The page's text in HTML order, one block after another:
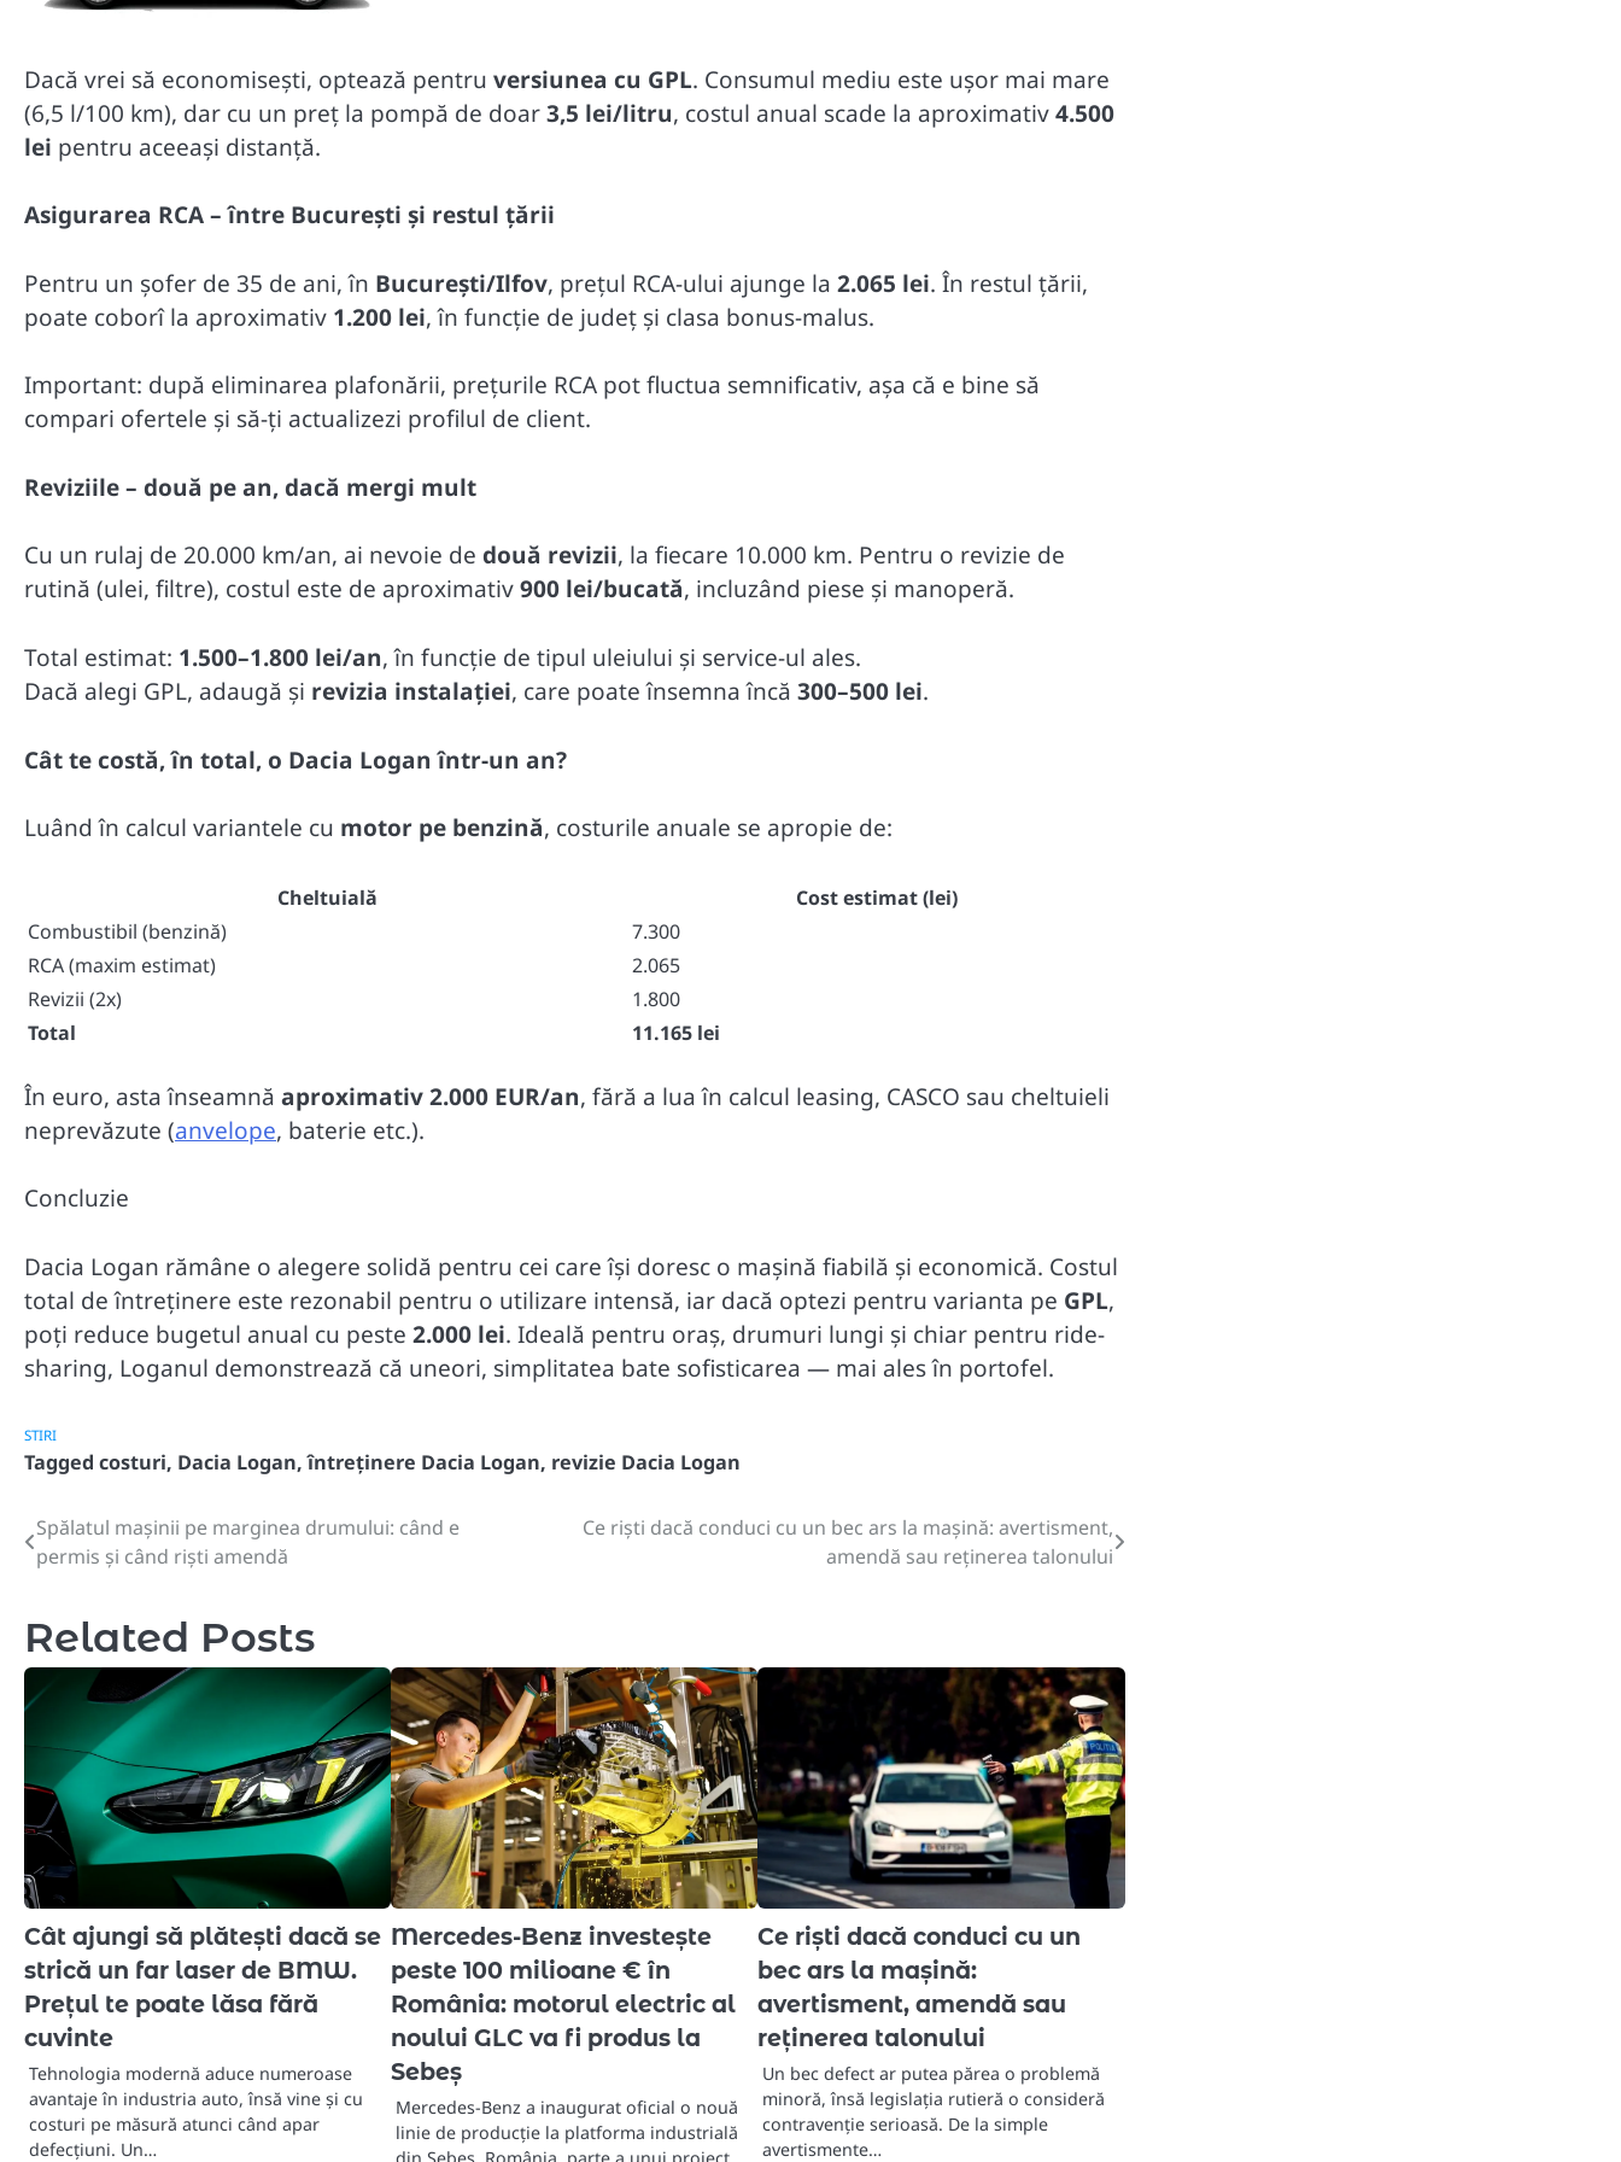
Dacă vrei să economisești, optează pentru versiunea cu GPL. Consumul mediu este ușor mai mare
(6,5 l/100 km), dar cu un preț la pompă de doar3,5 lei/litru, costul anual scade la aproximativ4.500
lei pentru aceeași distanță.
Asigurarea RCA – între București și restul țării
Pentru un șofer de 35 de ani, în București/Ilfov, prețul RCA-ului ajunge la 2.065 lei. În restul țării,
poate coborî la aproximativ 1.200 lei, în funcție de județ și clasa bonus-malus.
Important: după eliminarea plafonării, prețurile RCA pot fluctua semnificativ, așa că e bine să
compari ofertele și să-ți actualizezi profilul de client.
Reviziile – două pe an, dacă mergi mult
Cu un rulaj de 20.000 km/an, ai nevoie de două revizii, la fiecare 10.000 km. Pentru o revizie de
rutină (ulei, filtre), costul este de aproximativ900 lei/bucată, incluzând piese și manoperă.
Total estimat: 1.500–1.800 lei/an, în funcție de tipul uleiului și service-ul ales.
Dacă alegi GPL, adaugă și revizia instalației, care poate însemna încă 300–500 lei.
Cât te costă, în total, o Dacia Logan într-un an?
Luând în calcul variantele cu motor pe benzină, costurile anuale se apropie de:
Cheltuială
Cost estimat (lei)
Combustibil (benzină)
7.300
RCA (maxim estimat)
2.065
Revizii (2x)
1.800
Total
11.165 lei
În euro, asta înseamnă aproximativ 2.000 EUR/an, fără a lua în calcul leasing, CASCO sau cheltuieli
neprevăzute (anvelope, baterie etc.).
Concluzie
Dacia Logan rămâne o alegere solidă pentru cei care își doresc o mașină fiabilă și economică. Costul
total de întreținere este rezonabil pentru o utilizare intensă, iar dacă optezi pentru varianta pe GPL,
poți reduce bugetul anual cu peste 2.000 lei. Ideală pentru oraș, drumuri lungi și chiar pentru ride-
sharing, Loganul demonstrează că uneori, simplitatea bate sofisticarea — mai ales în portofel.
STIRI
Tagged costuri, Dacia Logan,întreținere Dacia Logan, revizie Dacia Logan
Post
navigation
Spălatul mașinii pe marginea drumului: când e
permis și când riști amendă
Ce riști dacă conduci cu un bec ars la mașină: avertisment,
amendă sau reținerea talonului
Related Posts
Cât ajungi să plătești dacă se
strică un far laser de BMW.
Prețul te poate lăsa fără
cuvinte
Tehnologia modernă aduce numeroase
avantaje în industria auto, însă vine și cu
costuri pe măsură atunci când apar
defecțiuni. Un…
Mercedes-Benz investește
peste 100 milioane € în
România: motorul electric al
noului GLC va fi produs la
Sebeș
Mercedes-Benz a inaugurat oficial o nouă
linie de producție la platforma industrială
Ce riști dacă conduci cu un
bec ars la mașină:
avertisment, amendă sau
reținerea talonului
Un bec defect ar putea părea o problemă
minoră, însă legislația rutieră o consideră
contravenție serioasă. De la simple
avertismente…